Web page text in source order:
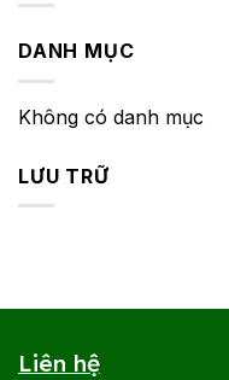
DANH MỤC
Không có danh mục
LƯU TRỮ
Liên hệ